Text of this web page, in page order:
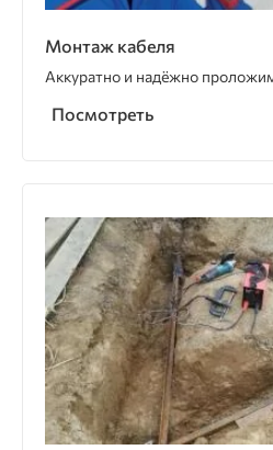
Монтаж кабеля
Аккуратно и надёжно
Посмотреть